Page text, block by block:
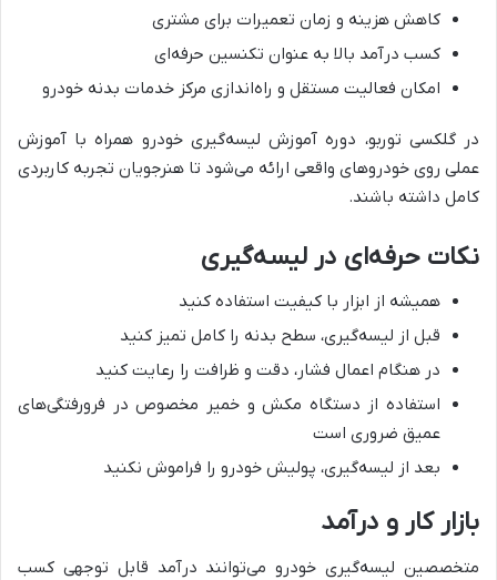
کاهش هزینه و زمان تعمیرات برای مشتری
کسب درآمد بالا به عنوان تکنسین حرفه‌ای
امکان فعالیت مستقل و راه‌اندازی مرکز خدمات بدنه خودرو
در گلکسی توربو، دوره آموزش لیسه‌گیری خودرو همراه با آموزش
عملی روی خودروهای واقعی ارائه می‌شود تا هنرجویان تجربه کاربردی
کامل داشته باشند.
نکات حرفه‌ای در لیسه‌گیری
همیشه از ابزار با کیفیت استفاده کنید
قبل از لیسه‌گیری، سطح بدنه را کامل تمیز کنید
در هنگام اعمال فشار، دقت و ظرافت را رعایت کنید
استفاده از دستگاه مکش و خمیر مخصوص در فرورفتگی‌های
عمیق ضروری است
بعد از لیسه‌گیری، پولیش خودرو را فراموش نکنید
بازار کار و درآمد
متخصصین لیسه‌گیری خودرو می‌توانند درآمد قابل توجهی کسب